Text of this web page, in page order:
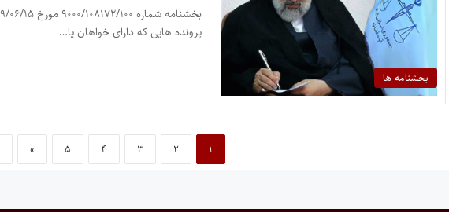
بخشنامه ها
پرونده هایی که دارای خواهان یا…
۱ ۲ ۳ ۴ ۵ »